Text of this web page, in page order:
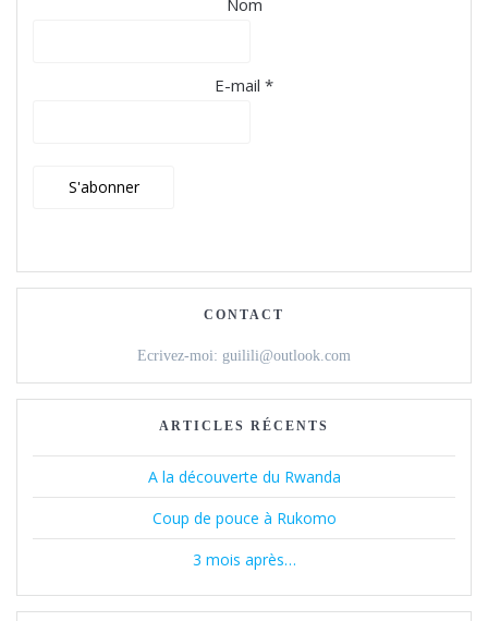
E-mail *
CONTACT
Ecrivez-moi: guilili@outlook.com
ARTICLES RÉCENTS
A la découverte du Rwanda
Coup de pouce à Rukomo
3 mois après…